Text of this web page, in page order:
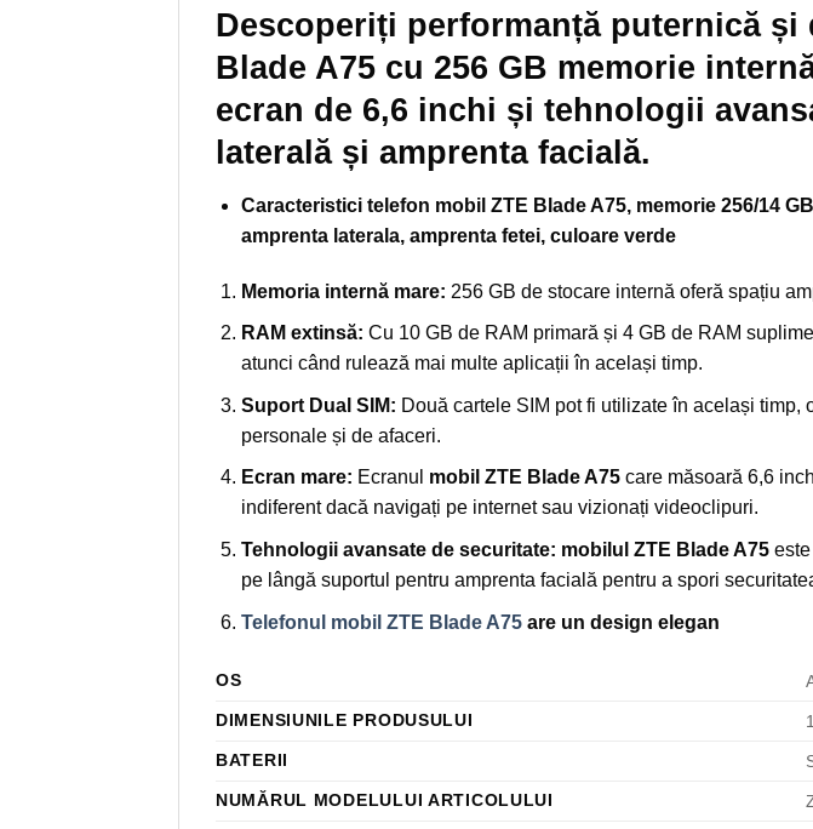
Descoperiți performanță puternică
Blade A75 cu 256 GB memorie
ecran de 6,6 inchi și tehnologii
laterală și amprenta facială.
Caracteristici telefon mobil ZTE Blade A75, memorie 256/14
amprenta laterala, amprenta fetei, culoare verde
Memoria internă mare: 256 GB de stocare internă oferă spațiu
RAM extinsă: Cu 10 GB de RAM primară și 4 GB de RAM
atunci când rulează mai multe aplicații în același timp.
Suport Dual SIM: Două cartele SIM pot fi utilizate în același
personale și de afaceri.
Ecran mare: Ecranul mobil ZTE Blade A75care măsoară 6,6
indiferent dacă navigați pe internet sau vizionați videoclipuri.
Tehnologii avansate de securitate: mobilul ZTE Blade A75este
pe lângă suportul pentru amprenta facială pentru a spori
Telefonul mobil ZTE Blade A75are un design elegan
OS
DIMENSIUNILE PRODUSULUI
BATERII
NUMĂRUL MODELULUI ARTICOLULUI